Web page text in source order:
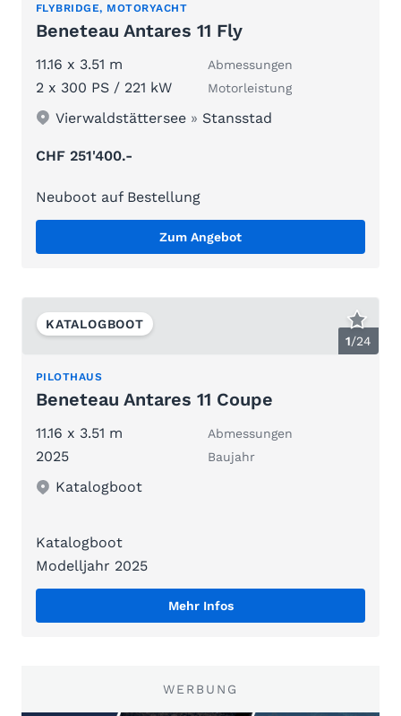
FLYBRIDGE, MOTORYACHT
Beneteau Antares 11 Fly
11.16 x 3.51 m Abmessungen
2 x 300 PS / 221 kW Motorleistung
Vierwaldstättersee » Stansstad
CHF 251'400.-
Neuboot auf Bestellung
Zum Angebot
1/24
KATALOGBOOT
PILOTHAUS
Beneteau Antares 11 Coupe
11.16 x 3.51 m Abmessungen
2025 Baujahr
Katalogboot
Katalogboot
Modelljahr 2025
Mehr Infos
WERBUNG